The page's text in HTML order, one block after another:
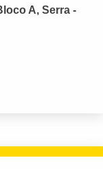
A, Serra -